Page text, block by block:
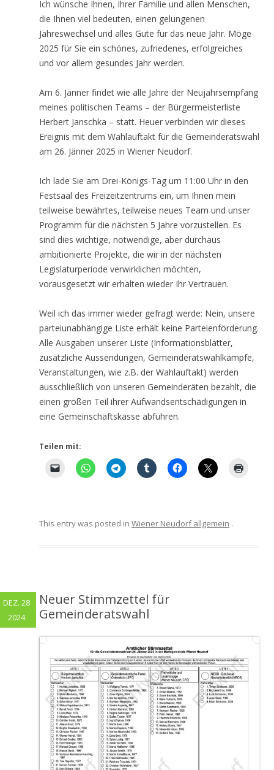
Ich wünsche Ihnen, Ihrer Familie und allen Menschen,
die Ihnen viel bedeuten, einen gelungenen
Jahreswechsel und alles Gute für das neue Jahr. Möge
2025 für Sie ein schönes, zufriedenes, erfolgreiches
und vor allem gesundes Jahr werden.
Am 6. Jänner findet wie alle Jahre der Neujahrsempfang
meines politischen Teams – der Bürgermeisterliste
Herbert Janschka – statt. Heuer verbinden wir dieses
Ereignis mit dem Wahlauftakt für die Gemeinderatswahl
am 26. Jänner 2025 in Wiener Neudorf.
Ich lade Sie am Drei-Königs-Tag um 11:00 Uhr in den
Festsaal des Freizeitzentrums ein, um Ihnen mein
teilweise bewährtes, teilweise neues Team und unser
Programm für die nächsten 5 Jahre vorzustellen. Es
sind dies wichtige, notwendige, aber durchaus
ambitionierte Projekte, die wir in der nächsten
Legislaturperiode verwirklichen möchten,
vorausgesetzt wir erhalten wieder Ihr Vertrauen.
Weil ich das immer wieder gefragt werde: Nein, unsere
parteiunabhängige Liste erhält keine Parteienförderung.
Alle Ausgaben unserer Liste (Informationsblätter,
zusätzliche Aussendungen, Gemeinderatswahlkämpfe,
Veranstaltungen, wie z.B. der Wahlauftakt) werden
ausschließlich von unseren Gemeinderäten bezahlt, die
einen großen Teil ihrer Aufwandsentschädigungen in
eine Gemeinschaftskasse abführen.
Teilen mit:
This entry was posted in Wiener Neudorf allgemein .
Neuer Stimmzettel für
Gemeinderatswahl
DEZ. 28
2024